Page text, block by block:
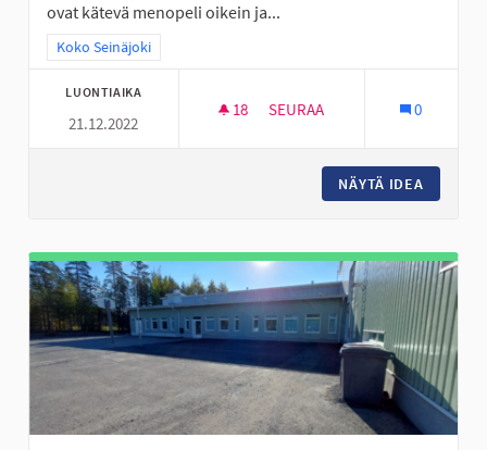
ovat kätevä menopeli oikein ja...
Rajaa tulokset teeman mukaan: Koko Seinäjoki
Koko Seinäjoki
LUONTIAIKA
21.12.2022
18 18 SEURAAJAA
SEURAA 0
NÄYTÄ IDEA